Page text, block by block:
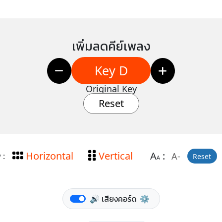
เพิ่มลดคีย์เพลง
Key D
Original Key
Reset
: Horizontal Vertical AA: A- Reset
🔊 เสียงคอร์ด ⚙️